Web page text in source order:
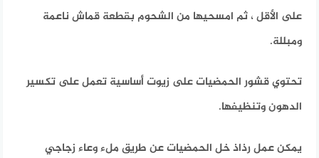
على الأقل ، ثم امسحيها من الشحوم بقطعة قماش ناعمة
ومبللة.
تحتوي قشور الحمضيات على زيوت أساسية تعمل على تكسير
الدهون وتنظيفها.
يمكن عمل رذاذ خل الحمضيات عن طريق ملء وعاء زجاجي